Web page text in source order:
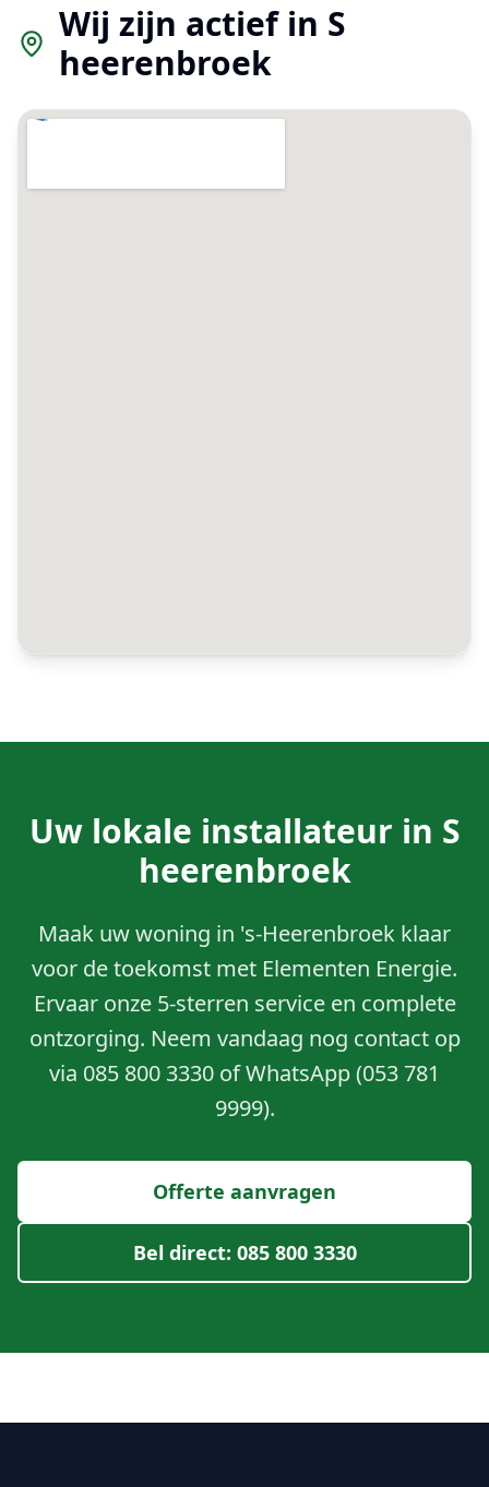
Wij zijn actief in S
heerenbroek
Uw lokale installateur in S
heerenbroek
Maak uw woning in 's-Heerenbroek klaar
voor de toekomst met Elementen Energie.
Ervaar onze 5-sterren service en complete
ontzorging. Neem vandaag nog contact op
via 085 800 3330 of WhatsApp (053 781
9999).
Offerte aanvragen
Bel direct: 085 800 3330